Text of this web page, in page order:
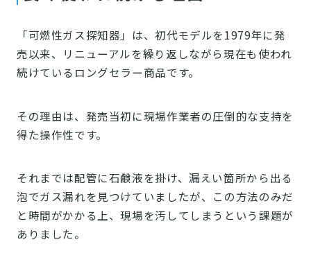
「可燃性ガス探知器」は、初代モデルを1979年に発
売以来、リニューアルを繰り返しながら現在も使われ
続けているロングセラー商品です。
その理由は、発売当初に現場作業者の圧倒的な支持を
得た操作性です。
それまでは配管に石鹸液を掛け、漏えい箇所から出る
泡でガス漏れを見つけていましたが、この方法のみだ
と時間がかかる上、現場を汚してしまうという課題が
ありました。